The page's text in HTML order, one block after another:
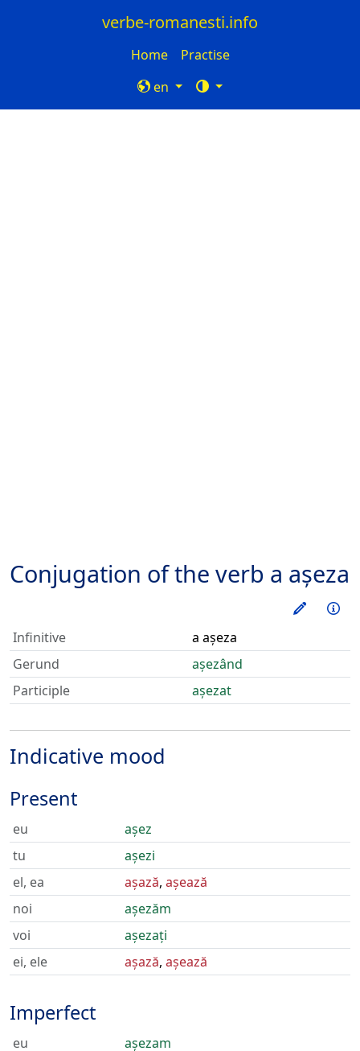
verbe-romanesti.info
Home
Practise
en
Conjugation of the verb a așeza
Train
Infinitive
a așeza
Gerund
așezând
Participle
așezat
Indicative mood
Present
eu
așez
tu
așezi
el, ea
așază, așează
noi
așezăm
voi
așezați
ei, ele
așază, așează
Imperfect
eu
așezam